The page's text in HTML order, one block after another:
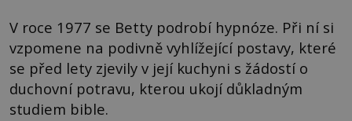
V roce 1977 se Betty podrobí hypnóze. Při ní si
vzpomene na podivně vyhlížející postavy, které
se před lety zjevily v její kuchyni s žádostí o
duchovní potravu, kterou ukojí důkladným
studiem bible.